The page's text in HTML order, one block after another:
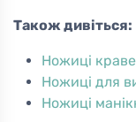
Також дивіться:
Ножиці
Ножиці для
Ножиці